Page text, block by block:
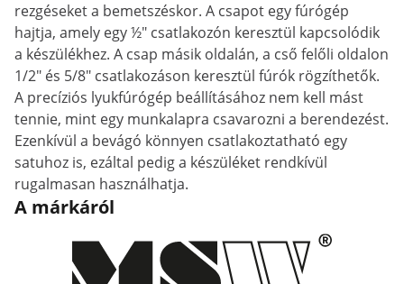
rezgéseket a bemetszéskor. A csapot egy fúrógép
hajtja, amely egy ½" csatlakozón keresztül kapcsolódik
a készülékhez. A csap másik oldalán, a cső felőli oldalon
1/2" és 5/8" csatlakozáson keresztül fúrók rögzíthetők.
A precíziós lyukfúrógép beállításához nem kell mást
tennie, mint egy munkalapra csavarozni a berendezést.
Ezenkívül a bevágó könnyen csatlakoztatható egy
satuhoz is, ezáltal pedig a készüléket rendkívül
rugalmasan használhatja.
A márkáról